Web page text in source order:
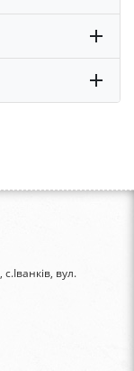
вул.